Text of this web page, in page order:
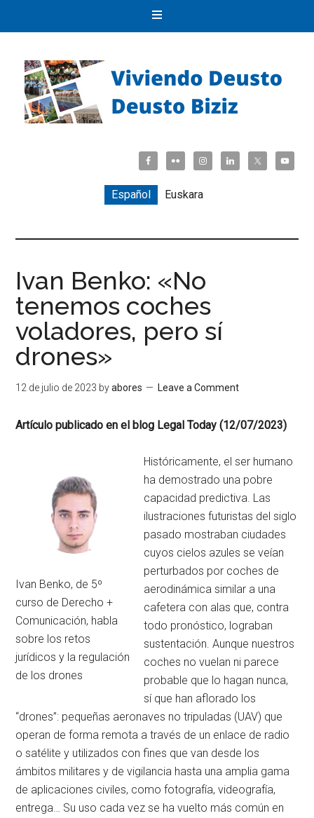
Español Euskara
Ivan Benko: «No
tenemos coches
voladores, pero sí
drones»
12 de julio de 2023 byabores Leave a Comment
Artículo publicado en el blog Legal Today (12/07/2023)
Ivan Benko, de 5º
curso de Derecho +
Comunicación, habla
sobre los retos
jurídicos y la regulación
de los drones
Históricamente, el ser humano
ha demostrado una pobre
capacidad predictiva. Las
ilustraciones futuristas del siglo
pasado mostraban ciudades
cuyos cielos azules se veían
perturbados por coches de
aerodinámica similar a una
cafetera con alas que, contra
todo pronóstico, lograban
sustentación. Aunque nuestros
coches no vuelan ni parece
probable que lo hagan nunca,
sí que han aflorado los
“drones”: pequeñas aeronaves no tripuladas (UAV) que
operan de forma remota a través de un enlace de radio
o satélite y utilizados con fines que van desde los
ámbitos militares y de vigilancia hasta una amplia gama
de aplicaciones civiles, como fotografía, videografía,
entrega… Su uso cada vez se ha vuelto más común en